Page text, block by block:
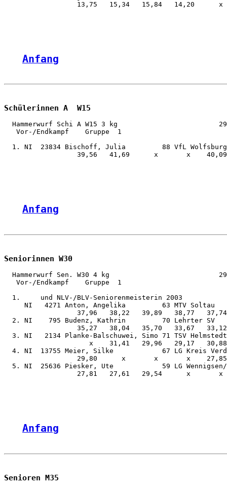
13,75   15,34   15,84   14,20      x
Anfang
Schülerinnen A  W15
Hammerwurf Schi A W15 3 kg
   Vor-/Endkampf    Gruppe  1
1. NI  23834 Bischoff, Julia         88 VfL
39,56   41,69      x       x
Anfang
Seniorinnen W30
Hammerwurf Sen. W30 4 kg
   Vor-/Endkampf    Gruppe  1
  1.     und NLV-/BLV-Seniorenmeisterin 2003
NI   4271 Anton, Angelika         63 MTV Soltau
37,96   38,22   39,89   38,77
2. NI    795 Budenz, Kathrin         70 Lehrter SV
35,27   38,04   35,70   33,67
3. NI   2134 Planke-Balschuwei, Simo 71 TSV
x    31,41   29,96   29,17
4. NI  13755 Meier, Silke            67 LG Kreis
29,80      x       x       x
5. NI  25636 Piesker, Ute            59 LG
27,81   27,61   29,54      x       x
Anfang
Senioren M35